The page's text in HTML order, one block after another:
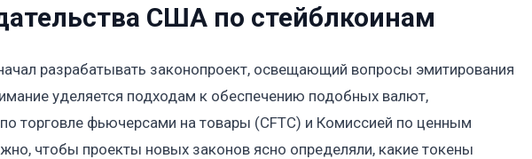
США по стейблкоинам
разрабатывать законопроект, освещающий вопросы эмитирования
уделяется подходам к обеспечению подобных валют,
торговле фьючерсами на товары (CFTC) и Комиссией по ценным
чтобы проекты новых законов ясно определяли, какие токены